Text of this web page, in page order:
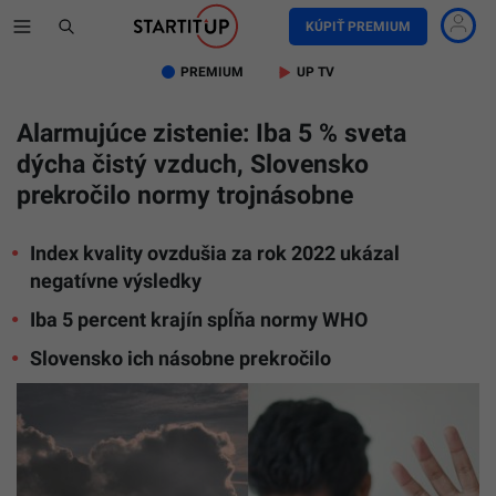
KÚPIŤ PREMIUM
PREMIUM UP TV
Alarmujúce zistenie: Iba 5 % sveta
dýcha čistý vzduch, Slovensko
prekročilo normy trojnásobne
Index kvality ovzdušia za rok 2022 ukázal
negatívne výsledky
Iba 5 percent krajín spĺňa normy WHO
Slovensko ich násobne prekročilo